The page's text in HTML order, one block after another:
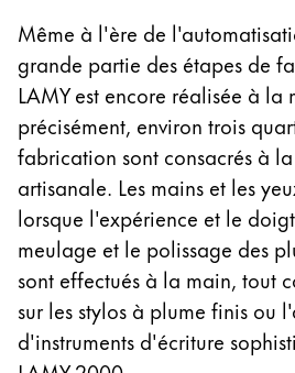
South Korea
한국어
New Zealand
English
Philippines
English
Singapore
English
Taiwan
中文
Même à l'ère de
grande partie des étapes de
LAMY est encore réalisée à la
précisément, environ trois
fabrication sont consacrés à
artisanale. Les mains et les
lorsque l'expérience et le
meulage et le polissage des
sont effectués à la main, tout
sur les stylos à plume finis ou
d'instruments d'écriture